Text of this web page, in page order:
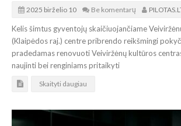
2025 birželio 10 Be komentarų
Kelis šimtus gyventojų skaičiuojančiame
(Klaipėdos raj.) centre pribrendo reikšmingi
pradedamas renovuoti Veiviržėnų kultūros
naujinti bei renginiams pritaikyti
Skaityti daugiau